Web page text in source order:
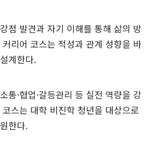
점 발견과 자기 이해를 통해 삶의 방
리어 코스는 적성과 관계 성향을 바
계한다.
통·협업·갈등관리 등 실전 역량을 강
스는 대학 비진학 청년을 대상으로
한다.